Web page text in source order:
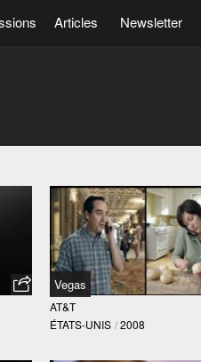
Articles Newsletter
Vegas
AT&T
ÉTATS-UNIS / 2008